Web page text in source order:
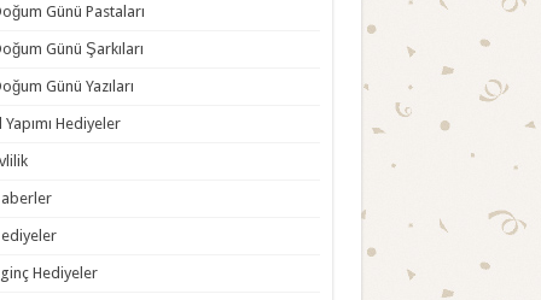
Günü Pastaları
Günü Şarkıları
Günü Yazıları
Yapımı Hediyeler
Hediyeler